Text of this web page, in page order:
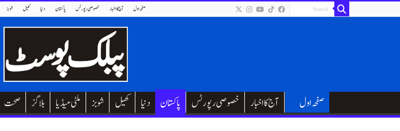
شوبز کھیل دنیا پاکستان خصوصی رپورٹس آج کا اخبار صفحہ اول
صحت بلاگز ملٹی میڈیا شوبز کھیل دنیا پاکستان خصوصی رپورٹس آج کا اخبار صفحہ اول